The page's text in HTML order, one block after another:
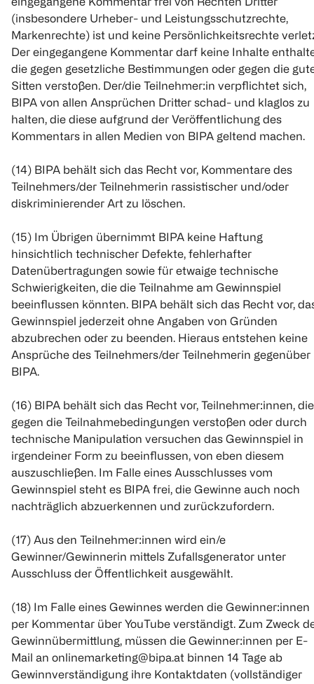
(insbesondere Urheber- und Leistungsschutzrechte,
Markenrechte) ist und keine Persönlichkeitsrechte
Der eingegangene Kommentar darf keine Inhalte
die gegen gesetzliche Bestimmungen oder gegen die
Sitten verstoßen. Der/die Teilnehmer:in verpflichtet sich,
BIPA von allen Ansprüchen Dritter schad- und klaglos zu
halten, die diese aufgrund der Veröffentlichung des
Kommentars in allen Medien von BIPA geltend machen.
(14) BIPA behält sich das Recht vor, Kommentare des
Teilnehmers/der Teilnehmerin rassistischer und/oder
diskriminierender Art zu löschen.
(15) Im Übrigen übernimmt BIPA keine Haftung
hinsichtlich technischer Defekte, fehlerhafter
Datenübertragungen sowie für etwaige technische
Schwierigkeiten, die die Teilnahme am Gewinnspiel
beeinflussen könnten. BIPA behält sich das Recht vor,
Gewinnspiel jederzeit ohne Angaben von Gründen
abzubrechen oder zu beenden. Hieraus entstehen keine
Ansprüche des Teilnehmers/der Teilnehmerin gegenüber
BIPA.
(16) BIPA behält sich das Recht vor, Teilnehmer:innen, die
gegen die Teilnahmebedingungen verstoßen oder durch
technische Manipulation versuchen das Gewinnspiel in
irgendeiner Form zu beeinflussen, von eben diesem
auszuschließen. Im Falle eines Ausschlusses vom
Gewinnspiel steht es BIPA frei, die Gewinne auch noch
nachträglich abzuerkennen und zurückzufordern.
(17) Aus den Teilnehmer:innen wird ein/e
Gewinner/Gewinnerin mittels Zufallsgenerator unter
Ausschluss der Öffentlichkeit ausgewählt.
(18) Im Falle eines Gewinnes werden die Gewinner:innen
per Kommentar über YouTube verständigt. Zum Zweck
Gewinnübermittlung, müssen die Gewinner:innen per E-
Mail an onlinemarketing@bipa.at binnen 14 Tage ab
Gewinnverständigung ihre Kontaktdaten (vollständiger